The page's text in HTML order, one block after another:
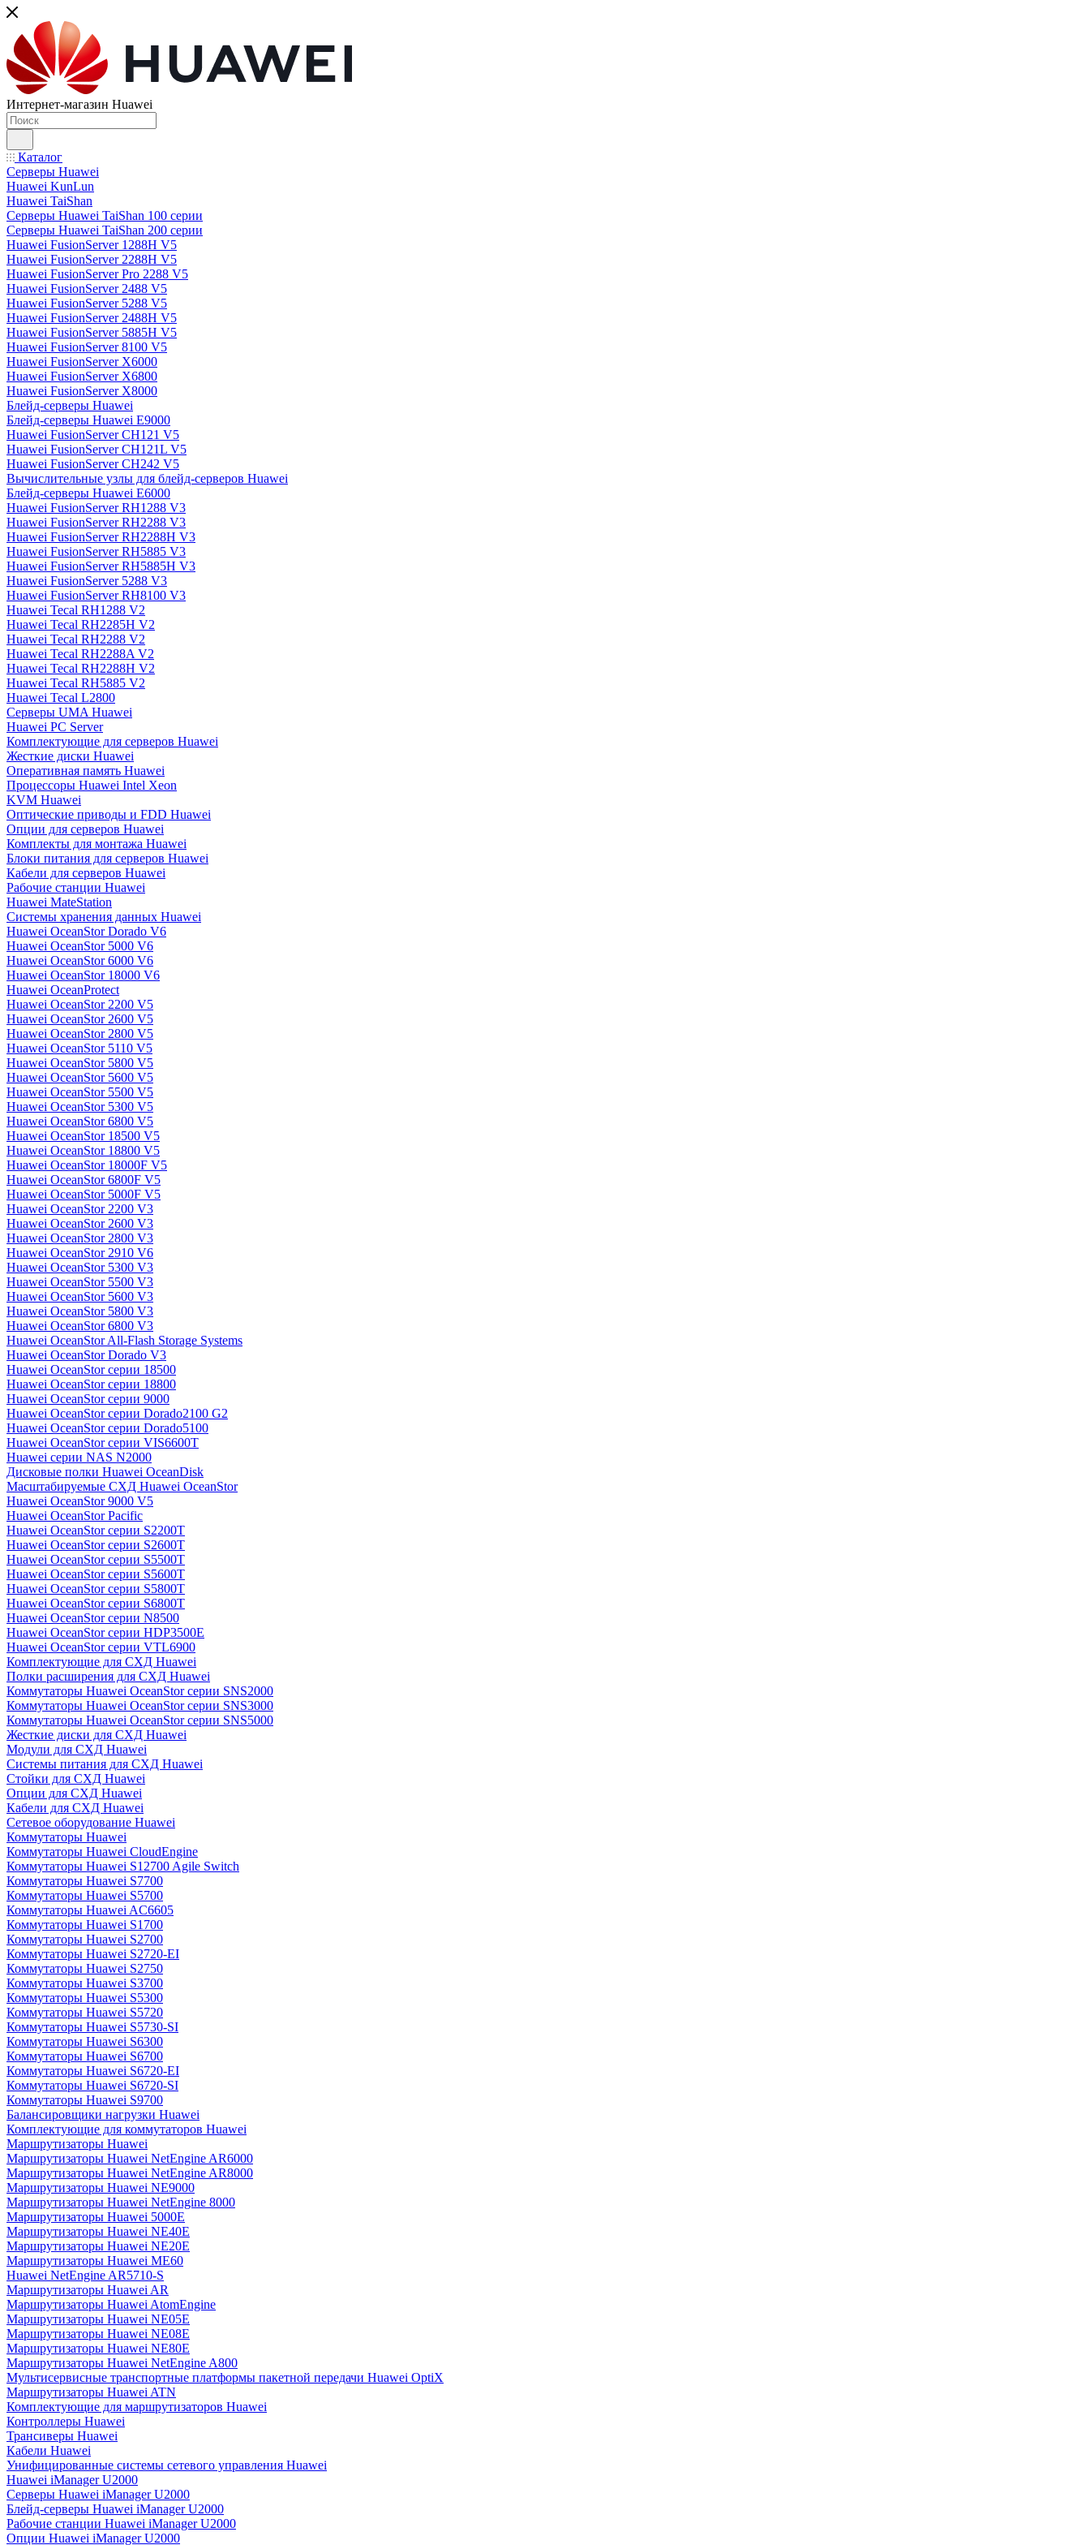
Интернет-магазин Huawei
Каталог
Серверы Huawei
Huawei KunLun
Huawei TaiShan
Серверы Huawei TaiShan 100 серии
Серверы Huawei TaiShan 200 серии
Huawei FusionServer 1288H V5
Huawei FusionServer 2288H V5
Huawei FusionServer Pro 2288 V5
Huawei FusionServer 2488 V5
Huawei FusionServer 5288 V5
Huawei FusionServer 2488H V5
Huawei FusionServer 5885H V5
Huawei FusionServer 8100 V5
Huawei FusionServer X6000
Huawei FusionServer X6800
Huawei FusionServer X8000
Блейд-серверы Huawei
Блейд-серверы Huawei E9000
Huawei FusionServer CH121 V5
Huawei FusionServer CH121L V5
Huawei FusionServer CH242 V5
Вычислительные узлы для блейд-серверов Huawei
Блейд-серверы Huawei E6000
Huawei FusionServer RH1288 V3
Huawei FusionServer RH2288 V3
Huawei FusionServer RH2288H V3
Huawei FusionServer RH5885 V3
Huawei FusionServer RH5885H V3
Huawei FusionServer 5288 V3
Huawei FusionServer RH8100 V3
Huawei Tecal RH1288 V2
Huawei Tecal RH2285H V2
Huawei Tecal RH2288 V2
Huawei Tecal RH2288A V2
Huawei Tecal RH2288H V2
Huawei Tecal RH5885 V2
Huawei Tecal L2800
Серверы UMA Huawei
Huawei PC Server
Комплектующие для серверов Huawei
Жесткие диски Huawei
Оперативная память Huawei
Процессоры Huawei Intel Xeon
KVM Huawei
Оптические приводы и FDD Huawei
Опции для серверов Huawei
Комплекты для монтажа Huawei
Блоки питания для серверов Huawei
Кабели для серверов Huawei
Рабочие станции Huawei
Huawei MateStation
Системы хранения данных Huawei
Huawei OceanStor Dorado V6
Huawei OceanStor 5000 V6
Huawei OceanStor 6000 V6
Huawei OceanStor 18000 V6
Huawei OceanProtect
Huawei OceanStor 2200 V5
Huawei OceanStor 2600 V5
Huawei OceanStor 2800 V5
Huawei OceanStor 5110 V5
Huawei OceanStor 5800 V5
Huawei OceanStor 5600 V5
Huawei OceanStor 5500 V5
Huawei OceanStor 5300 V5
Huawei OceanStor 6800 V5
Huawei OceanStor 18500 V5
Huawei OceanStor 18800 V5
Huawei OceanStor 18000F V5
Huawei OceanStor 6800F V5
Huawei OceanStor 5000F V5
Huawei OceanStor 2200 V3
Huawei OceanStor 2600 V3
Huawei OceanStor 2800 V3
Huawei OceanStor 2910 V6
Huawei OceanStor 5300 V3
Huawei OceanStor 5500 V3
Huawei OceanStor 5600 V3
Huawei OceanStor 5800 V3
Huawei OceanStor 6800 V3
Huawei OceanStor All-Flash Storage Systems
Huawei OceanStor Dorado V3
Huawei OceanStor серии 18500
Huawei OceanStor серии 18800
Huawei OceanStor серии 9000
Huawei OceanStor серии Dorado2100 G2
Huawei OceanStor серии Dorado5100
Huawei OceanStor серии VIS6600T
Huawei серии NAS N2000
Дисковые полки Huawei OceanDisk
Масштабируемые СХД Huawei OceanStor
Huawei OceanStor 9000 V5
Huawei OceanStor Pacific
Huawei OceanStor серии S2200T
Huawei OceanStor серии S2600T
Huawei OceanStor серии S5500T
Huawei OceanStor серии S5600T
Huawei OceanStor серии S5800T
Huawei OceanStor серии S6800T
Huawei OceanStor серии N8500
Huawei OceanStor серии HDP3500E
Huawei OceanStor серии VTL6900
Комплектующие для СХД Huawei
Полки расширения для СХД Huawei
Коммутаторы Huawei OceanStor серии SNS2000
Коммутаторы Huawei OceanStor серии SNS3000
Коммутаторы Huawei OceanStor серии SNS5000
Жесткие диски для СХД Huawei
Модули для СХД Huawei
Системы питания для СХД Huawei
Стойки для СХД Huawei
Опции для СХД Huawei
Кабели для СХД Huawei
Сетевое оборудование Huawei
Коммутаторы Huawei
Коммутаторы Huawei CloudEngine
Коммутаторы Huawei S12700 Agile Switch
Коммутаторы Huawei S7700
Коммутаторы Huawei S5700
Коммутаторы Huawei AC6605
Коммутаторы Huawei S1700
Коммутаторы Huawei S2700
Коммутаторы Huawei S2720-EI
Коммутаторы Huawei S2750
Коммутаторы Huawei S3700
Коммутаторы Huawei S5300
Коммутаторы Huawei S5720
Коммутаторы Huawei S5730-SI
Коммутаторы Huawei S6300
Коммутаторы Huawei S6700
Коммутаторы Huawei S6720-EI
Коммутаторы Huawei S6720-SI
Коммутаторы Huawei S9700
Балансировщики нагрузки Huawei
Комплектующие для коммутаторов Huawei
Маршрутизаторы Huawei
Маршрутизаторы Huawei NetEngine AR6000
Маршрутизаторы Huawei NetEngine AR8000
Маршрутизаторы Huawei NE9000
Маршрутизаторы Huawei NetEngine 8000
Маршрутизаторы Huawei 5000E
Маршрутизаторы Huawei NE40E
Маршрутизаторы Huawei NE20E
Маршрутизаторы Huawei ME60
Huawei NetEngine AR5710-S
Маршрутизаторы Huawei AR
Маршрутизаторы Huawei AtomEngine
Маршрутизаторы Huawei NE05E
Маршрутизаторы Huawei NE08E
Маршрутизаторы Huawei NE80E
Маршрутизаторы Huawei NetEngine A800
Мультисервисные транспортные платформы пакетной передачи Huawei OptiX
Маршрутизаторы Huawei ATN
Комплектующие для маршрутизаторов Huawei
Контроллеры Huawei
Трансиверы Huawei
Кабели Huawei
Унифицированные системы сетевого управления Huawei
Huawei iManager U2000
Серверы Huawei iManager U2000
Блейд-серверы Huawei iManager U2000
Рабочие станции Huawei iManager U2000
Опции Huawei iManager U2000